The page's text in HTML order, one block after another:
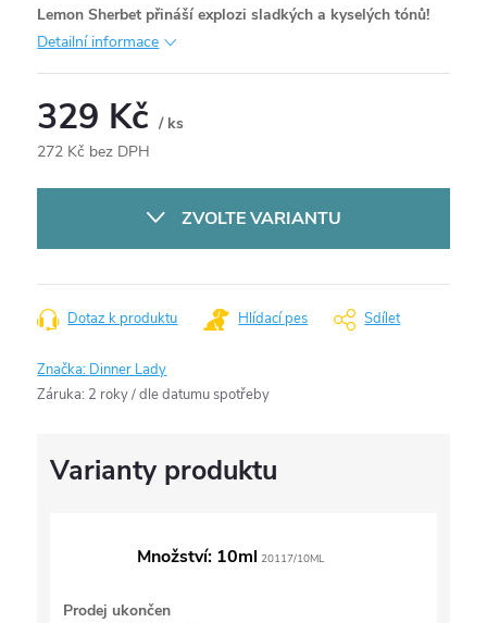
Lemon Sherbet přináší explozi sladkých a kyselých tónů!
Detailní informace
329 Kč/ ks
272 Kč bez DPH
ZVOLTE VARIANTU
Dotaz k produktu Hlídací pes Sdílet
Značka: Dinner Lady
Záruka: 2 roky / dle datumu spotřeby
Množství: 10ml 20117/10ML
Prodej ukončen